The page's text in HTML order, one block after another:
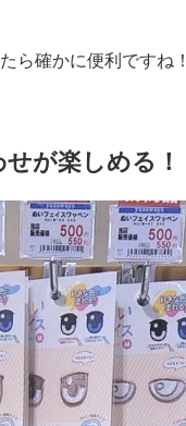
ら確かに便利ですね！
が楽しめる！